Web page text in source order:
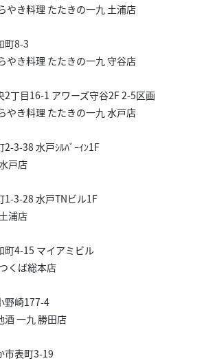
やき料理 たたきの一九 土浦店
町8-3
やき料理 たたきの一九 守谷店
2丁目16-1 アワーズ守谷2F 2-5区画
やき料理 たたきの一九 水戸店
3-38 水戸ｼﾙﾊﾞｰｲﾝ1F
戸店
1-3-28 水戸TNビル1F
浦店
町4-15 マイアミビル
くば総本店
野崎177-4
一九 勝田店
市表町3-19